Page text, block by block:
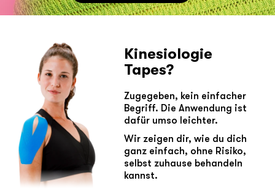
Kinesiologie
Tapes?
Zugegeben, kein einfacher
Begriff. Die Anwendung ist
dafür umso leichter.
Wir zeigen dir, wie du dich
ganz einfach, ohne Risiko,
selbst zuhause behandeln
kannst.